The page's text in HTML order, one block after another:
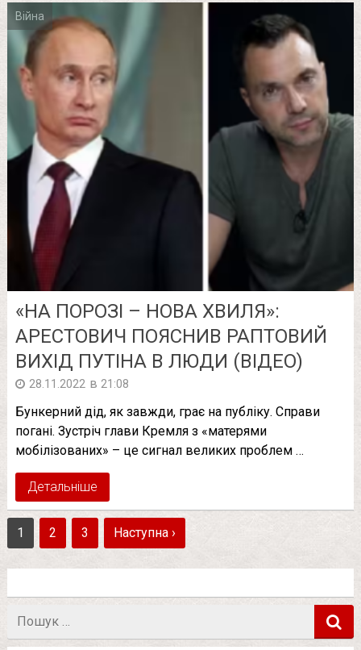
Війна
«НА ПОРОЗІ – НОВА ХВИЛЯ»:
АРЕСТОВИЧ ПОЯСНИВ РАПТОВИЙ
ВИХІД ПУТІНА В ЛЮДИ (ВІДЕО)
28.11.2022 в 21:08
Бункерний дід, як завжди, грає на публіку. Справи
погані. Зустріч глави Кремля з «матерями
мобілізованих» – це сигнал великих проблем …
Детальніше
1 2 3 Наступна ›
Пошук